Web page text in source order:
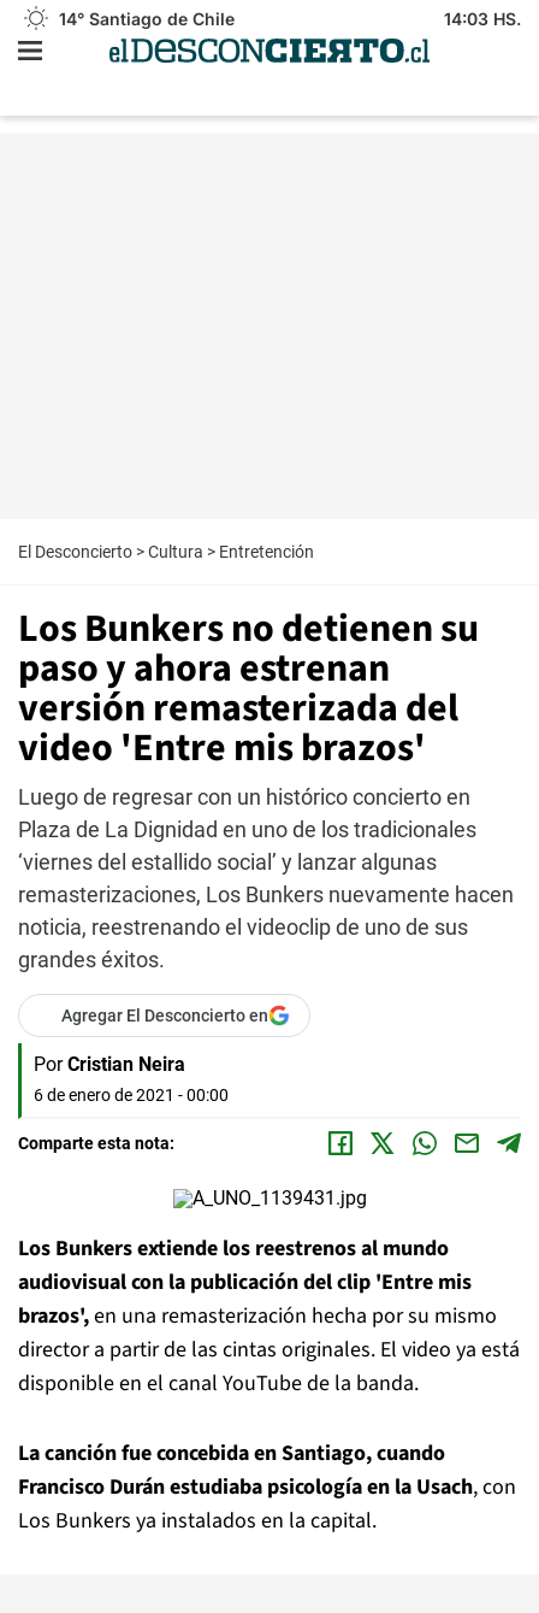
14° Santiago de Chile 14:03 HS.
El Desconcierto >Cultura > Entretención
Los Bunkers no detienen su
paso y ahora estrenan
versión remasterizada del
video 'Entre mis brazos'
Luego de regresar con un histórico concierto en
Plaza de La Dignidad en uno de los tradicionales
‘viernes del estallido social’ y lanzar algunas
remasterizaciones, Los Bunkers nuevamente hacen
noticia, reestrenando el videoclip de uno de sus
grandes éxitos.
Agregar El Desconcierto en
Por Cristian Neira
6 de enero de 2021 - 00:00
Comparte esta nota:
Los Bunkers extiende los reestrenos al mundo
audiovisual con la publicación del clip 'Entre mis
brazos',en una remasterización hecha por su mismo
director a partir de las cintas originales. El video ya está
disponible en el canal YouTube de la banda.
La canción fue concebida en Santiago, cuando
Francisco Durán estudiaba psicología en la Usach, con
Los Bunkers ya instalados en la capital.